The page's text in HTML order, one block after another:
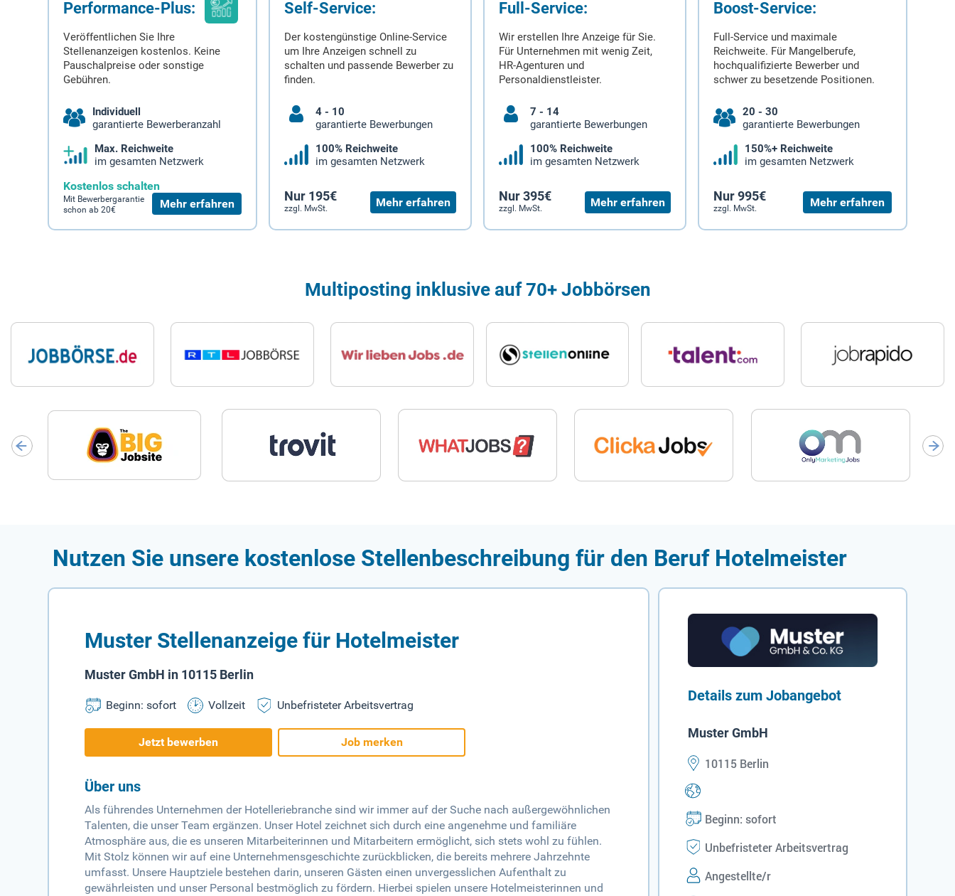
Performance-Plus:
Veröffentlichen Sie Ihre
Stellenanzeigen kostenlos. Keine
Pauschalpreise oder sonstige
Gebühren.
Individuell
garantierte Bewerberanzahl
Max. Reichweite
im gesamten Netzwerk
Kostenlos schalten
Mit Bewerbergarantie
schon ab 20€
Mehr erfahren
Self-Service:
Der kostengünstige Online-Service
um Ihre Anzeigen schnell zu
schalten und passende Bewerber zu
finden.
4 - 10
garantierte Bewerbungen
100% Reichweite
im gesamten Netzwerk
Nur 195€
zzgl. MwSt. Mehr erfahren
Full-Service:
Wir erstellen Ihre Anzeige für Sie.
Für Unternehmen mit wenig Zeit,
HR-Agenturen und
Personaldienstleister.
7 - 14
garantierte Bewerbungen
100% Reichweite
im gesamten Netzwerk
Nur 395€
zzgl. MwSt. Mehr erfahren
Boost-Service:
Full-Service und maximale
Reichweite. Für Mangelberufe,
hochqualifizierte Bewerber und
schwer zu besetzende Positionen.
20 - 30
garantierte Bewerbungen
150%+ Reichweite
im gesamten Netzwerk
Nur 995€
zzgl. MwSt. Mehr erfahren
Multiposting inklusive auf 70+ Jobbörsen
Nutzen Sie unsere kostenlose Stellenbeschreibung für den Beruf Hotelmeister
Muster Stellenanzeige für Hotelmeister
Muster GmbH in 10115 Berlin
Beginn: sofort Vollzeit Unbefristeter Arbeitsvertrag
Jetzt bewerben Job merken
Über uns
Als führendes Unternehmen der Hotelleriebranche sind wir immer auf der Suche nach außergewöhnlichen
Talenten, die unser Team ergänzen. Unser Hotel zeichnet sich durch eine angenehme und familiäre
Atmosphäre aus, die es unseren Mitarbeiterinnen und Mitarbeitern ermöglicht, sich stets wohl zu fühlen.
Mit Stolz können wir auf eine Unternehmensgeschichte zurückblicken, die bereits mehrere Jahrzehnte
umfasst. Unsere Hauptziele bestehen darin, unseren Gästen einen unvergesslichen Aufenthalt zu
gewährleisten und unser Personal bestmöglich zu fördern. Hierbei spielen unsere Hotelmeisterinnen und
Details zum Jobangebot
Muster GmbH
10115 Berlin
Beginn: sofort
Unbefristeter Arbeitsvertrag
Angestellte/r